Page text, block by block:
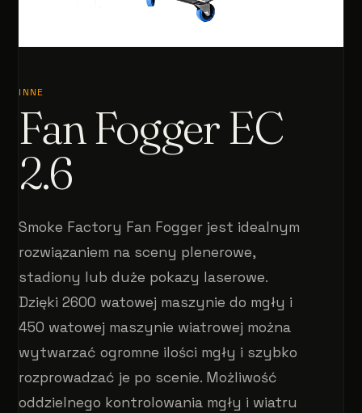
INNE
Fan Fogger EC
2.6
Smoke Factory Fan Fogger jest idealnym
rozwiązaniem na sceny plenerowe,
stadiony lub duże pokazy laserowe.
Dzięki 2600 watowej maszynie do mgły i
450 watowej maszynie wiatrowej można
wytwarzać ogromne ilości mgły i szybko
rozprowadzać je po scenie. Możliwość
oddzielnego kontrolowania mgły i wiatru